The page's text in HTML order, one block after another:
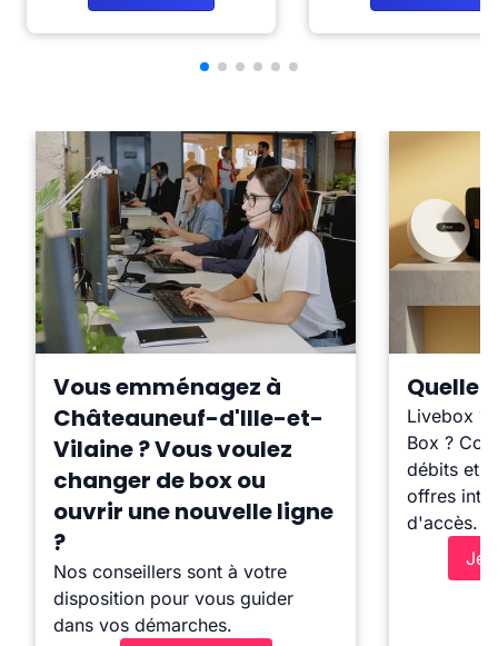
Vous emménagez à
Châteauneuf-d'Ille-et-
Vilaine ? Vous voulez
changer de box ou
ouvrir une nouvelle ligne
?
Nos conseillers sont à votre
disposition pour vous guider
dans vos démarches.
Quelle
Livebox ?
Box ?
débits et
offres
d'accès.
Je